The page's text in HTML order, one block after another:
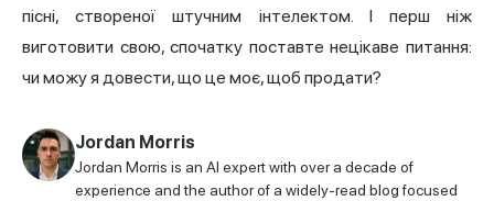
пісні, створеної штучним інтелектом. І перш ніж
виготовити свою, спочатку поставте нецікаве питання:
чи можу я довести, що це моє, щоб продати?
Jordan Morris
Jordan Morris is an AI expert with over a decade of
experience and the author of a widely-read blog focused